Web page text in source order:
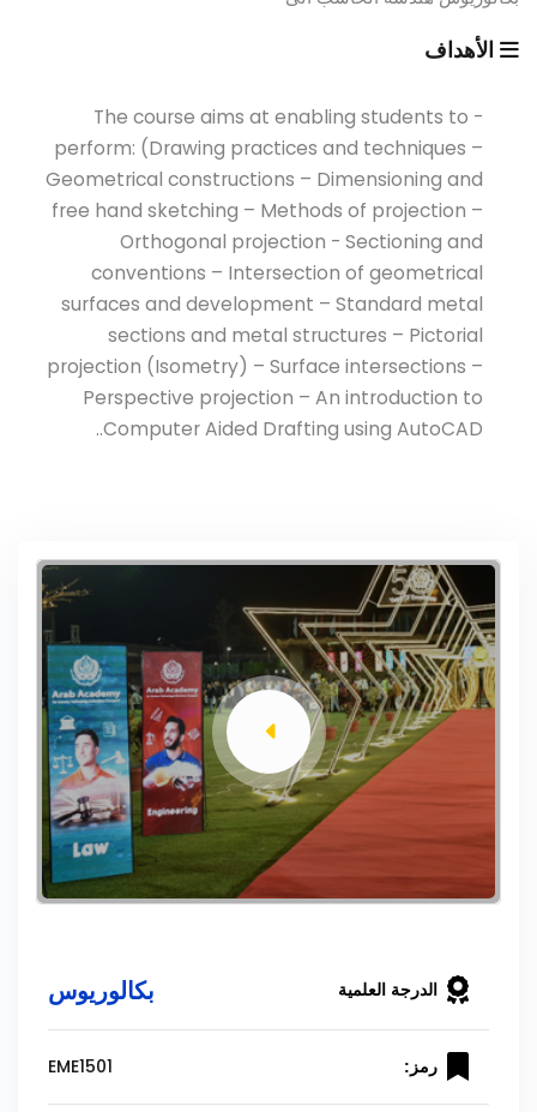
الأهداف
- The course aims at enabling students to
perform: (Drawing practices and techniques –
Geometrical constructions – Dimensioning and
free hand sketching – Methods of projection –
Orthogonal projection - Sectioning and
conventions – Intersection of geometrical
surfaces and development – Standard metal
sections and metal structures – Pictorial
projection (Isometry) – Surface intersections –
Perspective projection – An introduction to
Computer Aided Drafting using AutoCAD..
الدرجة العلمية بكالوريوس
رمز: EME1501